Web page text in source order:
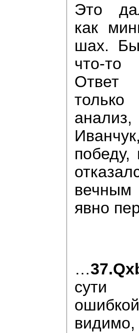
Это
как
шах.
что-
Ответ
победу,
явно
…
сути